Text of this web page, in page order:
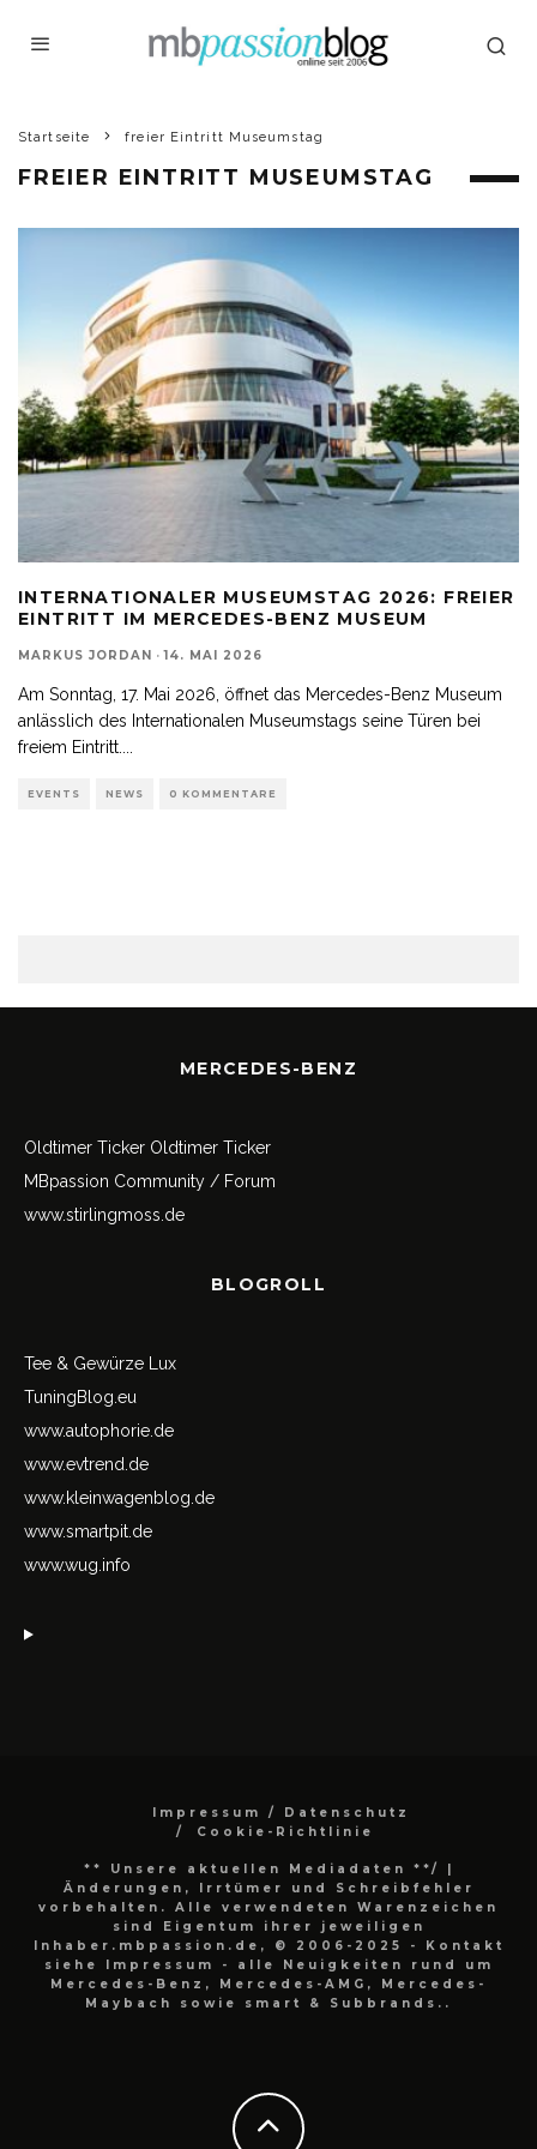
Startseite freier Eintritt Museumstag
FREIER EINTRITT MUSEUMSTAG
INTERNATIONALER MUSEUMSTAG 2026: FREIER
EINTRITT IM MERCEDES-BENZ MUSEUM
MARKUS JORDAN · 14. MAI 2026
Am Sonntag, 17. Mai 2026, öffnet das Mercedes-Benz Museum
anlässlich des Internationalen Museumstags seine Türen bei
freiem Eintritt.
EVENTS NEWS 0 KOMMENTARE
MERCEDES-BENZ
Oldtimer Ticker Oldtimer Ticker
MBpassion Community / Forum
www.stirlingmoss.de
BLOGROLL
Tee & Gewürze Lux
TuningBlog.eu
www.autophorie.de
www.evtrend.de
www.kleinwagenblog.de
www.smartpit.de
www.wug.info
Impressum / Datenschutz
Cookie-Richtlinie
** Unsere aktuellen Mediadaten **/
|
Änderungen, Irrtümer und Schreibfehler
vorbehalten. Alle verwendeten Warenzeichen
sind Eigentum ihrer jeweiligen
Inhaber.mbpassion.de, © 2006-2025 - Kontakt
siehe Impressum - alle Neuigkeiten rund um
Mercedes-Benz, Mercedes-AMG, Mercedes-
Maybach sowie smart & Subbrands..